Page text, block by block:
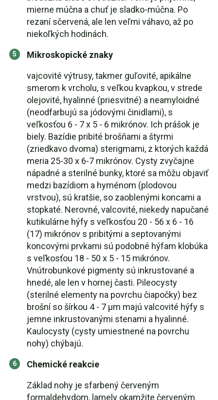
mierne múčna a chuť je sladko-múčna. Po
rezaní sčervená, ale len veľmi váhavo, až po
niekoľkých hodinách.
Mikroskopické znaky
vajcovité výtrusy, takmer guľovité, apikálne
smerom k vrcholu, s veľkou kvapkou, v strede
olejovité, hyalinné (priesvitné) a neamyloidné
(neodfarbujú sa jódovými činidlami), s
veľkosťou 6 - 7 x 5 - 6 mikrónov. Ich prášok je
biely. Bazídie pribité brošňami a štyrmi
(zriedkavo dvoma) sterigmami, z ktorých každá
meria 25-30 x 6-7 mikrónov. Cysty zvyčajne
nápadné a sterilné bunky, ktoré sa môžu objaviť
medzi bazídiom a hyménom (plodovou
vrstvou), sú kratšie, so zaoblenými koncami a
stopkaté. Nerovné, valcovité, niekedy napučané
kutikulárne hýfy s veľkosťou 20 - 56 x 6 - 16
(17) mikrónov s pribitými a septovanými
koncovými prvkami sú podobné hýfam klobúka
s veľkosťou 18 - 50 x 5 - 15 mikrónov.
Vnútrobunkové pigmenty sú inkrustované a
hnedé, ale len v hornej časti. Pileocysty
(sterilné elementy na povrchu čiapočky) bez
brošní so šírkou 4 - 7 µm majú valcovité hýfy s
jemne inkrustovanými stenami a hyalinné.
Kaulocysty (cysty umiestnené na povrchu
nohy) chýbajú.
Chemické reakcie
Základ nohy je sfarbený červeným
formaldehydom, lamely okamžite červeným